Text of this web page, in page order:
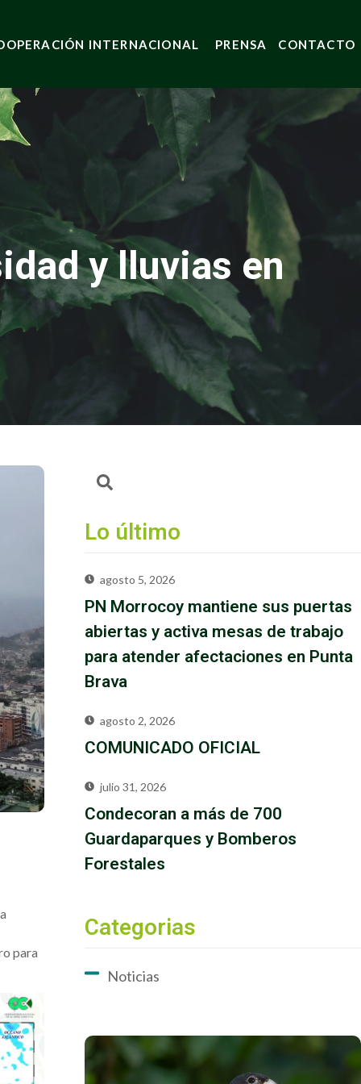
INTERNACIONAL PRENSA CONTACTO
y lluvias en
para
Lo último
agosto 5, 2026
PN Morrocoy mantiene sus puertas
abiertas y activa mesas de trabajo
para atender afectaciones en Punta
Brava
agosto 2, 2026
COMUNICADO OFICIAL
julio 31, 2026
Condecoran a más de 700
Guardaparques y Bomberos
Forestales
Categorias
Noticias